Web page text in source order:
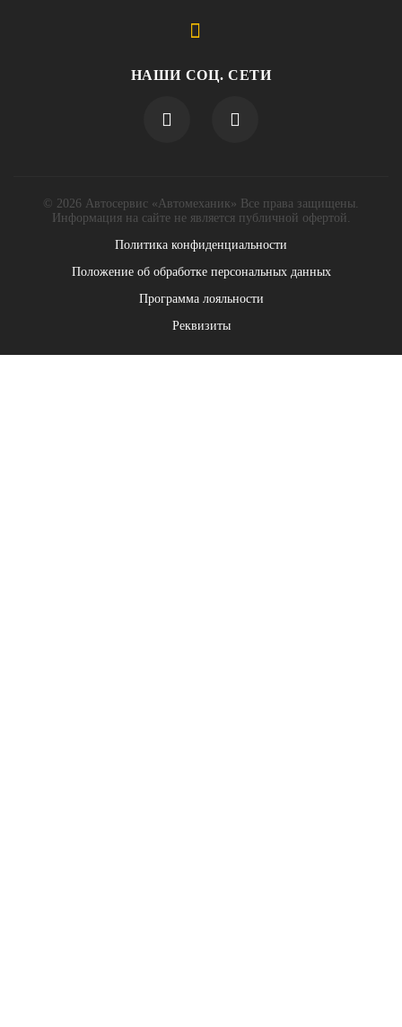
НАШИ СОЦ. СЕТИ
© 2026 Автосервис «Автомеханик» Все права защищены.
Информация на сайте не является публичной офертой.
Политика конфиденциальности
Положение об обработке персональных данных
Программа лояльности
Реквизиты